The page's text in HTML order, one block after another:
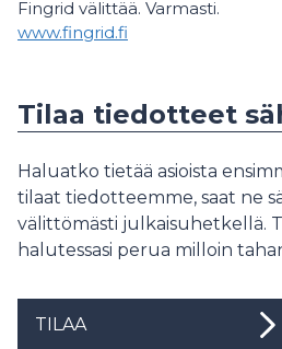
Fingrid välittää. Varmasti.
www.fingrid.fi
Tilaa tiedotteet
Haluatko tietää asioista
tilaat tiedotteemme, saat ne
välittömästi julkaisuhetkellä.
halutessasi perua milloin
TILAA